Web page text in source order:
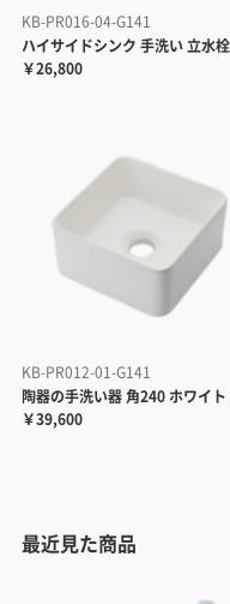
KB-PR016-04-G141
ハイサイドシンク 手洗い 立水
￥26,800
KB-PR012-01-G141
陶器の手洗い器 角240 ホワイト
￥39,600
最近見た商品